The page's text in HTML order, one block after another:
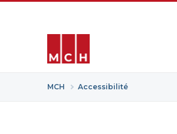
MCH Accessibilité